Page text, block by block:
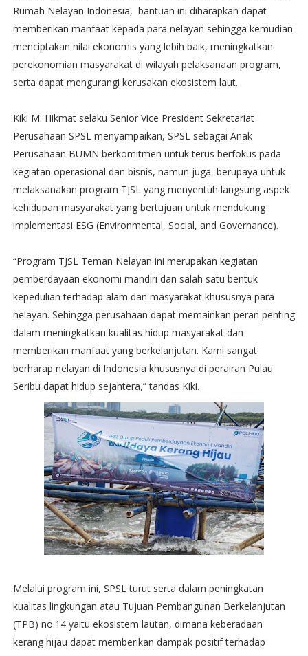
Rumah Nelayan Indonesia, bantuan ini diharapkan dapat
memberikan manfaat kepada para nelayan sehingga kemudian
menciptakan nilai ekonomis yang lebih baik, meningkatkan
perekonomian masyarakat di wilayah pelaksanaan program,
serta dapat mengurangi kerusakan ekosistem laut.
Kiki M. Hikmat selaku Senior Vice President Sekretariat
Perusahaan SPSL menyampaikan, SPSL sebagai Anak
Perusahaan BUMN berkomitmen untuk terus berfokus pada
kegiatan operasional dan bisnis, namun juga berupaya untuk
melaksanakan program TJSL yang menyentuh langsung aspek
kehidupan masyarakat yang bertujuan untuk mendukung
implementasi ESG (Environmental, Social, and Governance).
“Program TJSL Teman Nelayan ini merupakan kegiatan
pemberdayaan ekonomi mandiri dan salah satu bentuk
kepedulian terhadap alam dan masyarakat khususnya para
nelayan. Sehingga perusahaan dapat memainkan peran penting
dalam meningkatkan kualitas hidup masyarakat dan
memberikan manfaat yang berkelanjutan. Kami sangat
berharap nelayan di Indonesia khususnya di perairan Pulau
Seribu dapat hidup sejahtera,” tandas Kiki.
Melalui program ini, SPSL turut serta dalam peningkatan
kualitas lingkungan atau Tujuan Pembangunan Berkelanjutan
(TPB) no.14 yaitu ekosistem lautan, dimana keberadaan
kerang hijau dapat memberikan dampak positif terhadap